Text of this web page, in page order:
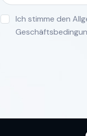
Ich stimme den